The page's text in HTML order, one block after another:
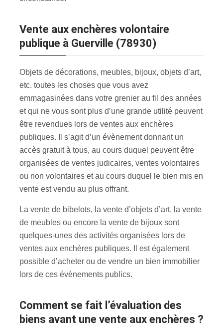
Vente aux enchères volontaire
publique à Guerville (78930)
Objets de décorations, meubles, bijoux, objets d’art,
etc. toutes les choses que vous avez
emmagasinées dans votre grenier au fil des années
et qui ne vous sont plus d’une grande utilité peuvent
être revendues lors de ventes aux enchères
publiques. Il s’agit d’un évènement donnant un
accès gratuit à tous, au cours duquel peuvent être
organisées de ventes judicaires, ventes volontaires
ou non volontaires et au cours duquel le bien mis en
vente est vendu au plus offrant.
La vente de bibelots, la vente d’objets d’art, la vente
de meubles ou encore la vente de bijoux sont
quelques-unes des activités organisées lors de
ventes aux enchères publiques. Il est également
possible d’acheter ou de vendre un bien immobilier
lors de ces évènements publics.
Comment se fait l’évaluation des
biens avant une vente aux enchères ?